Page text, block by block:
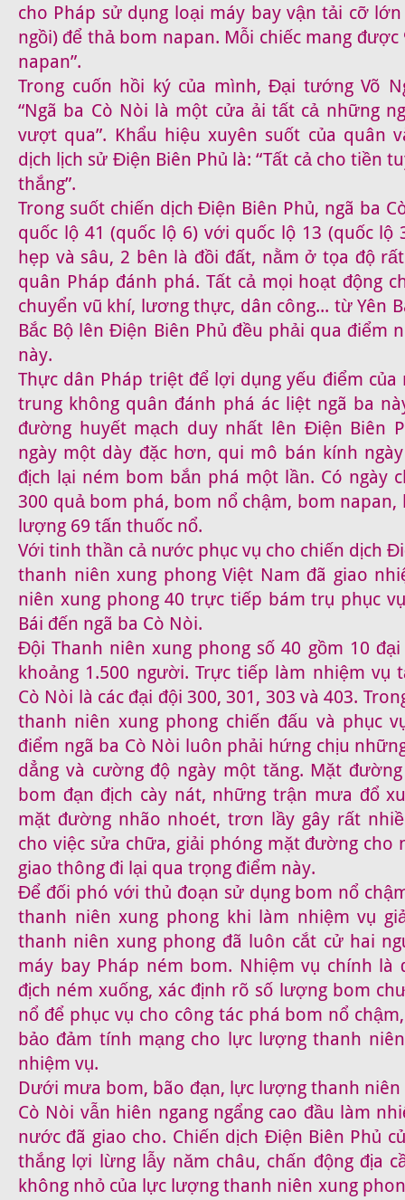
cho Pháp sử dụng loại máy bay vận tải cỡ lớn
ngồi) để thả bom napan. Mỗi chiếc mang
napan”.
Trong cuốn hồi ký của mình, Đại tướng Võ
“Ngã ba Cò Nòi là một cửa ải tất cả những
vượt qua”. Khẩu hiệu xuyên suốt của quân
dịch lịch sử Điện Biên Phủ là: “Tất cả cho tiền
thắng”.
Trong suốt chiến dịch Điện Biên Phủ, ngã ba
quốc lộ 41 (quốc lộ 6) với quốc lộ 13 (quốc lộ
hẹp và sâu, 2 bên là đồi đất, nằm ở tọa độ
quân Pháp đánh phá. Tất cả mọi hoạt động
chuyển vũ khí, lương thực, dân công... từ Yên
Bắc Bộ lên Điện Biên Phủ đều phải qua điểm
này.
Thực dân Pháp triệt để lợi dụng yếu điểm của
trung không quân đánh phá ác liệt ngã ba
đường huyết mạch duy nhất lên Điện Biên
ngày một dày đặc hơn, qui mô bán kính
địch lại ném bom bắn phá một lần. Có ngày
300 quả bom phá, bom nổ chậm, bom
lượng 69 tấn thuốc nổ.
Với tinh thần cả nước phục vụ cho chiến dịch
thanh niên xung phong Việt Nam đã giao
niên xung phong 40 trực tiếp bám trụ phục
Bái đến ngã ba Cò Nòi.
Đội Thanh niên xung phong số 40 gồm 10
khoảng 1.500 người. Trực tiếp làm nhiệm vụ
Cò Nòi là các đại đội 300, 301, 303 và 403.
thanh niên xung phong chiến đấu và phục
điểm ngã ba Cò Nòi luôn phải hứng chịu
dẳng và cường độ ngày một tăng. Mặt
bom đạn địch cày nát, những trận mưa đổ
mặt đường nhão nhoét, trơn lầy gây rất
cho việc sửa chữa, giải phóng mặt đường
giao thông đi lại qua trọng điểm này.
Để đối phó với thủ đoạn sử dụng bom nổ
thanh niên xung phong khi làm nhiệm vụ
thanh niên xung phong đã luôn cắt cử hai
máy bay Pháp ném bom. Nhiệm vụ chính là
địch ném xuống, xác định rõ số lượng bom
nổ để phục vụ cho công tác phá bom nổ
bảo đảm tính mạng cho lực lượng thanh
nhiệm vụ.
Dưới mưa bom, bão đạn, lực lượng thanh
Cò Nòi vẫn hiên ngang ngẩng cao đầu làm
nước đã giao cho. Chiến dịch Điện Biên Phủ
thắng lợi lừng lẫy năm châu, chấn động địa
không nhỏ của lực lượng thanh niên xung